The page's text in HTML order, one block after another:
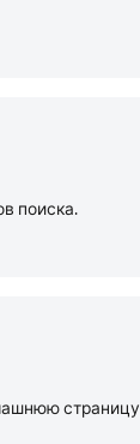
поиска.
страницу